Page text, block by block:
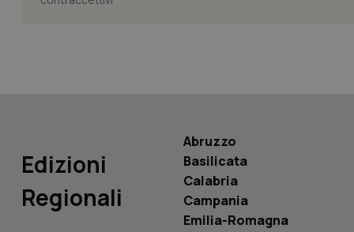
Edizioni
Regionali
Abruzzo
Basilicata
Calabria
Campania
Emilia-Romagna